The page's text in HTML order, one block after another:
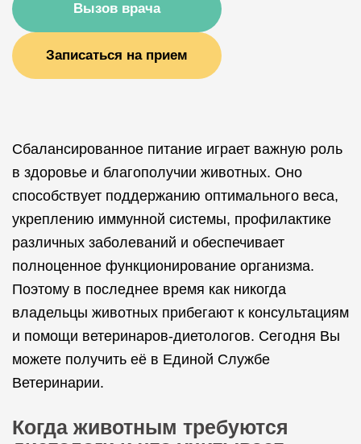
Вызов врача
Записаться на прием
Сбалансированное питание играет важную роль
в здоровье и благополучии животных. Оно
способствует поддержанию оптимального веса,
укреплению иммунной системы, профилактике
различных заболеваний и обеспечивает
полноценное функционирование организма.
Поэтому в последнее время как никогда
владельцы животных прибегают к консультациям
и помощи ветеринаров-диетологов. Сегодня Вы
можете получить её в Единой Службе
Ветеринарии.
Когда животным требуются